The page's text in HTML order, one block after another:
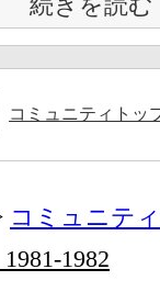
コミュニティトッ
コミュニティ
1982